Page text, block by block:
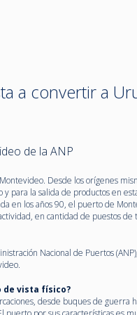
a convertir a
de la ANP
Desde los orígenes
para la salida de productos en
en los años 90, el puerto de
en cantidad de puestos de
Nacional de Puertos
de vista físico?
desde buques de guerra